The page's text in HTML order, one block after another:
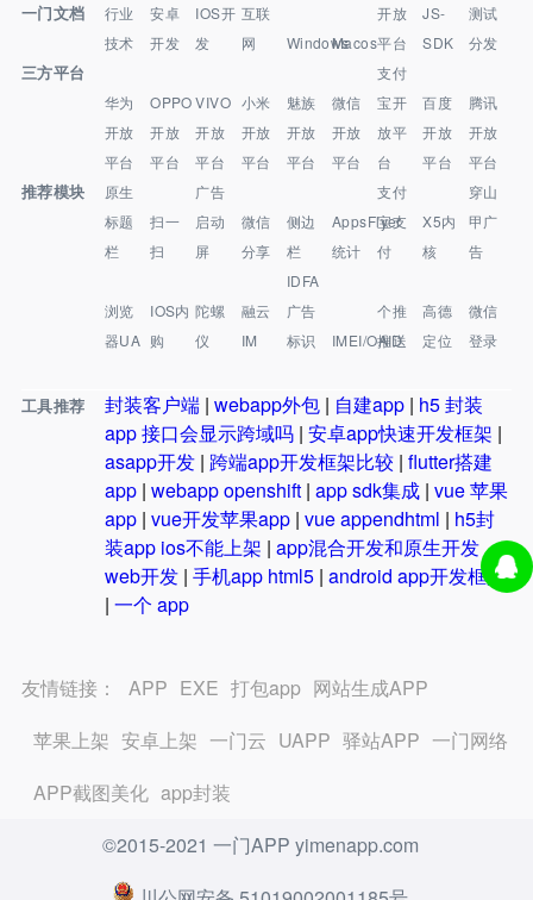
一门文档
行业
技术
安卓
开发
IOS开
发
互联
网
WindowsMacos
开放
平台
JS-
SDK
测试
分发
三方平台
华为
开放
平台
OPPO
开放
平台
VIVO
开放
平台
小米
开放
平台
魅族
开放
平台
微信
开放
平台
支付
宝开
放平
台
百度
开放
平台
腾讯
开放
平台
推荐模块
原生
标题
栏
扫一
扫
广告
启动
屏
微信
分享
侧边
栏
AppsFlyer
统计
支付
宝支
付
X5内
核
穿山
甲广
告
浏览
器UA
IOS内
购
陀螺
仪
融云
IM
IDFA
广告
标识
IMEI/OAID
个推
推送
高德
定位
微信
登录
工具推荐 封装客户端 | webapp外包 | 自建app | h5 封装
app 接口会显示跨域吗 | 安卓app快速开发框架 |
asapp开发 | 跨端app开发框架比较 | flutter搭建
app | webapp openshift | app sdk集成 | vue 苹果
app | vue开发苹果app | vue appendhtml | h5封
装app ios不能上架 | app混合开发和原生开发
web开发 | 手机app html5 | android app开发框架
| 一个 app
友情链接： APP EXE 打包app 网站生成APP
苹果上架 安卓上架 一门云 UAPP 驿站APP 一门网络
APP截图美化 app封装
©2015-2021 一门APP yimenapp.com